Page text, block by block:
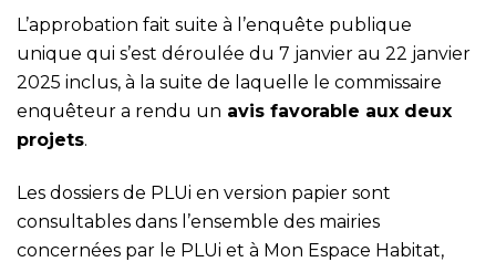
L’approbation fait suite à l’enquête publique
unique qui s’est déroulée du 7 janvier au 22 janvier
2025 inclus, à la suite de laquelle le commissaire
enquêteur a rendu un avis favorable aux deux
projets.
Les dossiers de PLUi en version papier sont
consultables dans l’ensemble des mairies
concernées par le PLUi et à Mon Espace Habitat,